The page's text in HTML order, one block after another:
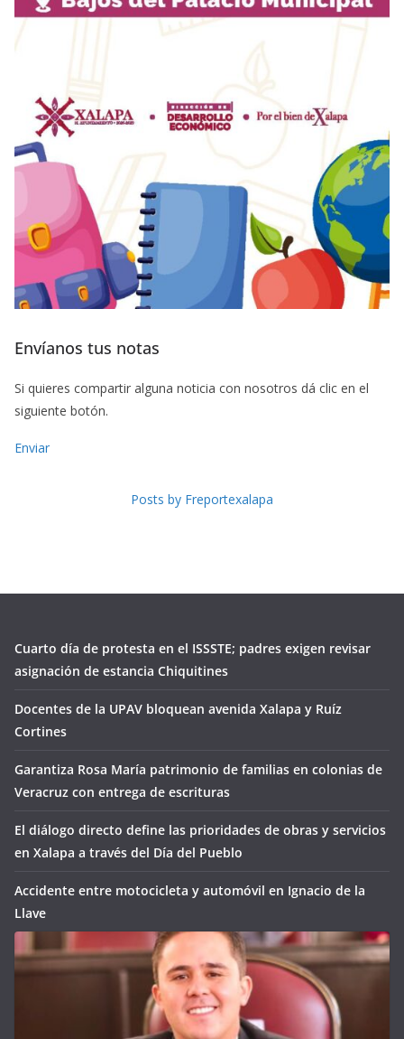
Envíanos tus notas
Si quieres compartir alguna noticia con nosotros dá clic en el
siguiente botón.
Enviar
Posts by Freportexalapa
Cuarto día de protesta en el ISSSTE; padres exigen revisar
asignación de estancia Chiquitines
Docentes de la UPAV bloquean avenida Xalapa y Ruíz
Cortines
Garantiza Rosa María patrimonio de familias en colonias de
Veracruz con entrega de escrituras
El diálogo directo define las prioridades de obras y servicios
en Xalapa a través del Día del Pueblo
Accidente entre motocicleta y automóvil en Ignacio de la
Llave